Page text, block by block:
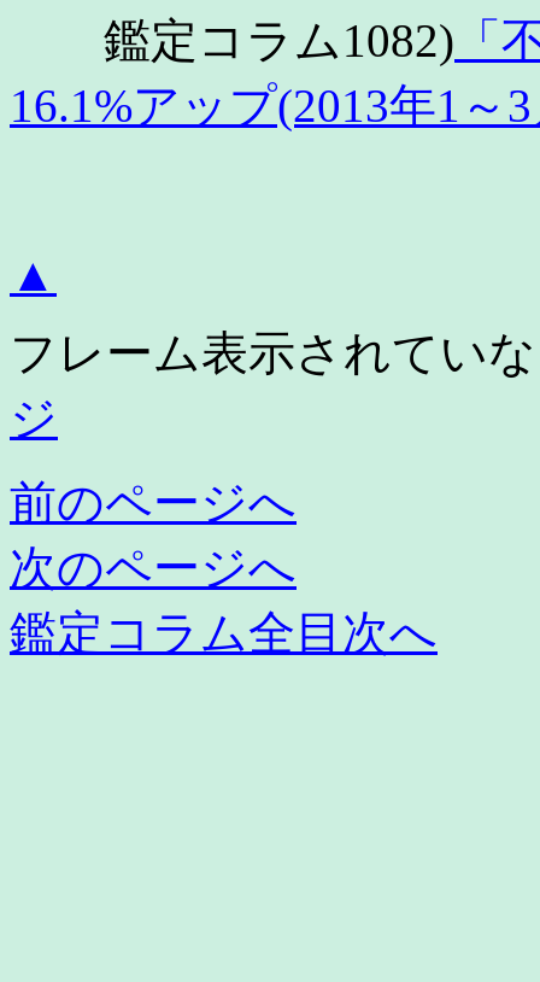
鑑定コラム1082) 「
16.1%アップ(2013年1～
▲
フレーム表示されてい
ジ
前のページへ
次のページへ
鑑定コラム全目次へ